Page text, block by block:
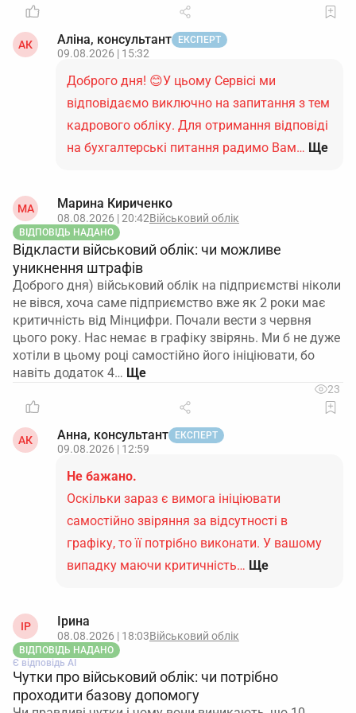
журналах реєстрації кадрових наказів та у
справі з військового обліку.
Якщо наказа немає – підготувати новий.
Вказати підставу: відпустка, лікарняний,
відрядження тощо основної відповідальної
Визначити працівника, на якого тимчасово
покладаються обов’язки ведення ВО, із його
згодою.
Прописати період виконання обов’язків та, за
потреби, доплату.
Зареєструвати наказ у діловодствіяк кадровий
документ і підшити копію до справ з
військового обліку.
відсутність короткострокова; при тривалому
«замінюванні» оцінити доцільність подання
Додатка 1 на дублера.
АК Аліна, консультант ЕКСПЕРТ
09.08.2026 | 15:32
Доброго дня! 😊У цьому Сервісі ми
відповідаємо виключно на запитання з тем
кадрового обліку. Для отримання відповіді
на бухгалтерські питання радимо Вам… Ще
МА Марина Кириченко
08.08.2026 | 20:42Військовий облік
ВІДПОВІДЬ НАДАНО
Відкласти військовий облік: чи можливе
уникнення штрафів
Доброго дня) військовий облік на підприємстві ніколи
не вівся, хоча саме підприємство вже як 2 роки має
критичність від Мінцифри. Почали вести з червня
цього року. Нас немає в графіку звірянь. Ми б не дуже
хотіли в цьому році самостійно його ініціювати, бо
навіть додаток 4…
23
АК Анна, консультант ЕКСПЕРТ
09.08.2026 | 12:59
Не бажано.
Оскільки зараз є вимога ініціювати
самостійно звіряння за відсутності в
графіку, то її потрібно виконати. У вашому
випадку маючи критичність… Ще
ІР Ірина
08.08.2026 | 18:03Військовий облік
ВІДПОВІДЬ НАДАНО
Є відповідь АІ
Чутки про військовий облік: чи потрібно
проходити базову допомогу